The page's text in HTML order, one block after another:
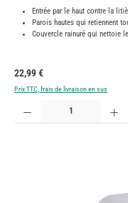
Entrée par le haut contre la
Parois hautes qui retiennent
Couvercle rainuré qui nettoie
Prix régulier :
22,99 €
Prix TTC, frais de livraison en sus
Quantité de produit : Entrez la